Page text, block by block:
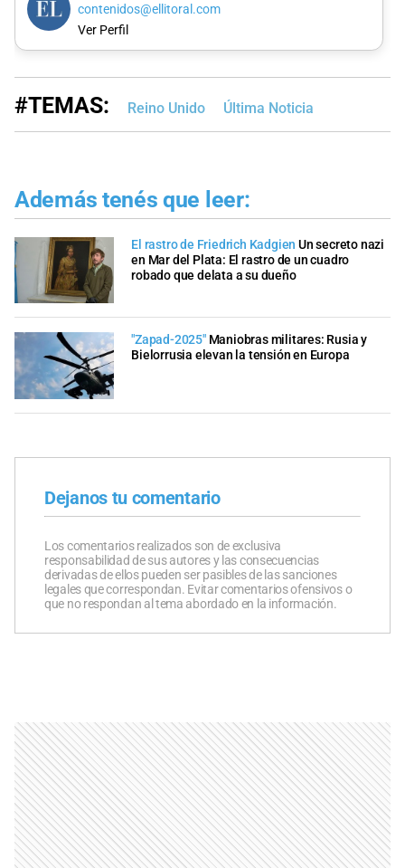
contenidos@ellitoral.com
Ver Perfil
#TEMAS: Reino Unido Última Noticia
Además tenés que leer:
El rastro de Friedrich Kadgien Un secreto nazi
en Mar del Plata: El rastro de un cuadro
robado que delata a su dueño
"Zapad-2025" Maniobras militares: Rusia y
Bielorrusia elevan la tensión en Europa
Dejanos tu comentario
Los comentarios realizados son de exclusiva
responsabilidad de sus autores y las consecuencias
derivadas de ellos pueden ser pasibles de las sanciones
legales que correspondan. Evitar comentarios ofensivos o
que no respondan al tema abordado en la información.